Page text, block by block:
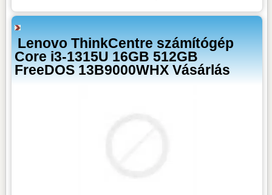
Lenovo ThinkCentre számítógép
Core i3-1315U 16GB 512GB
FreeDOS 13B9000WHX Vásárlás